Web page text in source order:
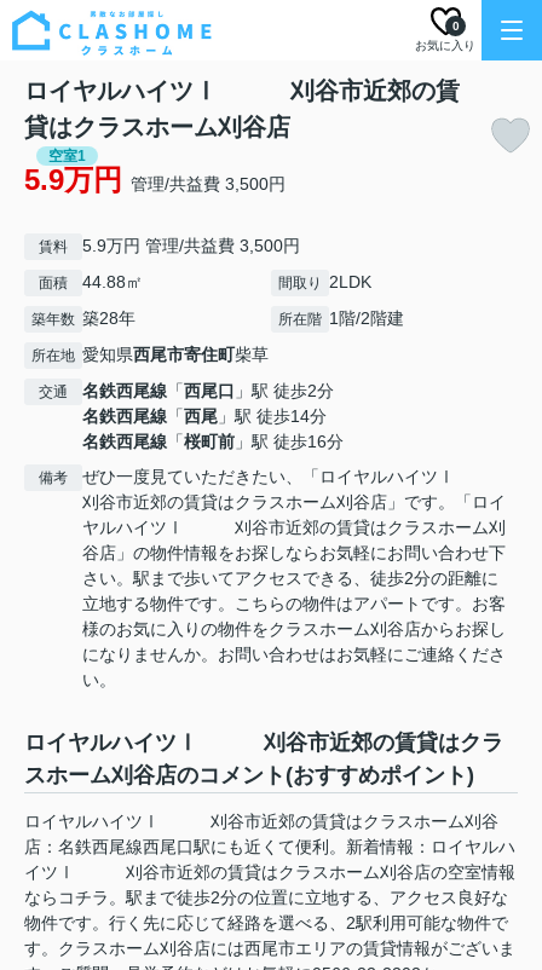
お気に入り
0
ロイヤルハイツⅠ 刈谷市近郊の賃
貸はクラスホーム刈谷店
空室1
5.9万円 管理/共益費 3,500円
賃料 5.9万円 管理/共益費 3,500円
面積 44.88㎡ 間取り 2LDK
築年数 築28年 所在階 1階/2階建
所在地 愛知県西尾市寄住町柴草
交通 名鉄西尾線 「西尾口 」駅 徒歩2分
名鉄西尾線 「西尾 」駅 徒歩14分
名鉄西尾線 「桜町前 」駅 徒歩16分
備考
ぜひ一度見ていただきたい、「ロイヤルハイツⅠ
刈谷市近郊の賃貸はクラスホーム刈谷店」です。「ロイ
ヤルハイツⅠ 刈谷市近郊の賃貸はクラスホーム刈
谷店」の物件情報をお探しならお気軽にお問い合わせ下
さい。駅まで歩いてアクセスできる、徒歩2分の距離に
立地する物件です。こちらの物件はアパートです。お客
様のお気に入りの物件をクラスホーム刈谷店からお探し
になりませんか。お問い合わせはお気軽にご連絡くださ
い。
ロイヤルハイツⅠ 刈谷市近郊の賃貸はクラ
スホーム刈谷店のコメント(おすすめポイント)
ロイヤルハイツⅠ 刈谷市近郊の賃貸はクラスホーム刈谷
店：名鉄西尾線西尾口駅にも近くて便利。新着情報：ロイヤルハ
イツⅠ 刈谷市近郊の賃貸はクラスホーム刈谷店の空室情報
ならコチラ。駅まで徒歩2分の位置に立地する、アクセス良好な
物件です。行く先に応じて経路を選べる、2駅利用可能な物件で
す。クラスホーム刈谷店には西尾市エリアの賃貸情報がございま